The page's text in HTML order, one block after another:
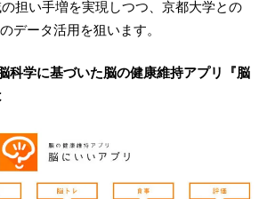
担い手増を実現しつつ、京都大学との
データ活用を狙います。
科学に基づいた脳の健康維持アプリ『脳